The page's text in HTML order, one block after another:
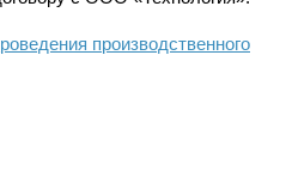
производственного